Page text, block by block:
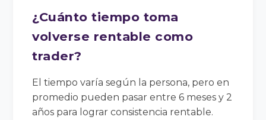
¿Cuánto tiempo toma
volverse rentable como
trader?
El tiempo varía según la persona, pero en
promedio pueden pasar entre 6 meses y 2
años para lograr consistencia rentable.